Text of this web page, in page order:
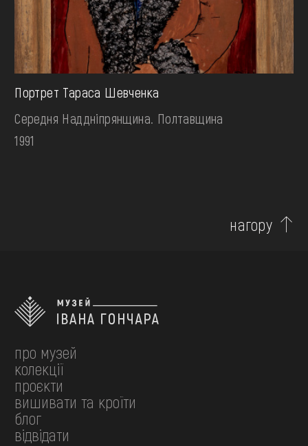
Портрет Тараса Шевченка
Середня Наддніпрянщина. Полтавщина
1991
нагору
про музей
колекції
проєкти
вишивати та кроїти
блог
відвідати